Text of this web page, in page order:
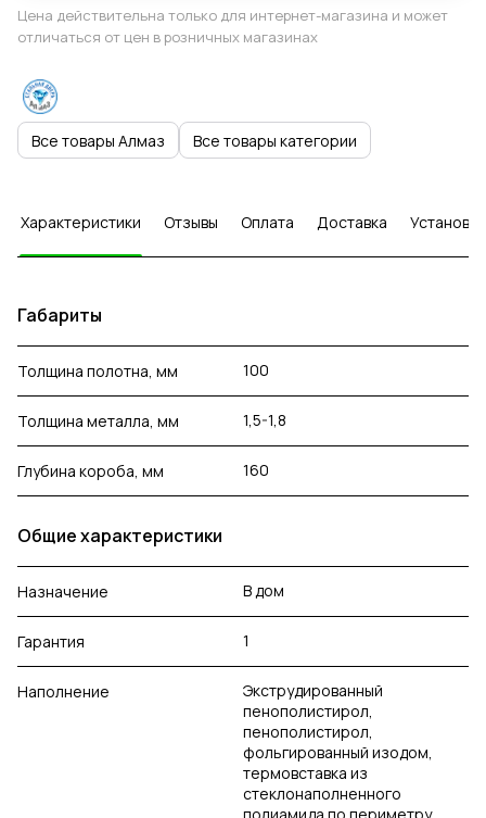
Цена действительна только для интернет-магазина и может
отличаться от цен в розничных магазинах
Все товары Алмаз Все товары категории
Характеристики Отзывы Оплата Доставка Установка
Габариты
Толщина полотна, мм 100
Толщина металла, мм 1,5-1,8
Глубина короба, мм 160
Общие характеристики
Назначение В дом
Гарантия 1
Наполнение
Экструдированный
пенополистирол,
пенополистирол,
фольгированный изодом,
термовставка из
стеклонаполненного